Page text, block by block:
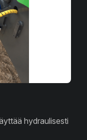
hydraulisesti